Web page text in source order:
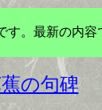
す。最新の内
の句碑